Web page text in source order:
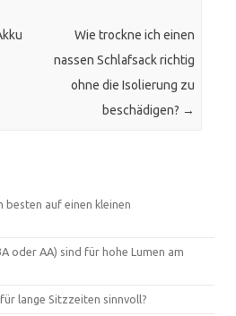
Wie trockne ich einen
nassen Schlafsack richtig
ohne die Isolierung zu
beschädigen? →
auf einen kleinen
oder AA) sind für hohe Lumen am
lange Sitzzeiten sinnvoll?